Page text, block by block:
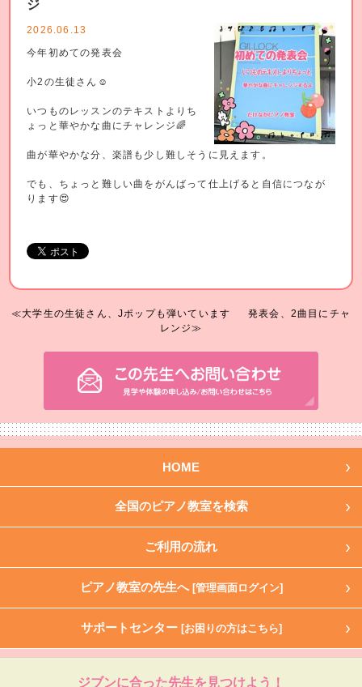
ジ
2026.06.13
今年初めての発表会
小2の生徒さん☺️
いつものレッスンのテキストよりち
ょっと華やかな曲にチャレンジ🌈
曲が華やかな分、楽譜も少し難しそうに見えます。
でも、ちょっと難しい曲をがんばって仕上げると自信につなが
ります😍
≪大学生の生徒さん、Jポップも弾いています
発表会、2曲目にチャ
レンジ≫
HOME
全国のピアノ教室を検索
ご利用の流れ
ピアノ教室の先生へ [管理画面ログイン]
サポートセンター [お困りの方はこちら]
ジブンに合った先生を見つけよう！